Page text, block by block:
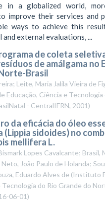
in a globalized world,
improve their services and
ways to achieve this
external evaluations, ...
de coleta
de amálgama no
Brasil
Leite, Maria Jalila Vieira de
Educação, Ciência e Tecnologia
- CentralIFRN, 2001)
da eficácia do óleo
(Lippia sidoides) no
mellifera L.
Lopes Cavalcante; Brasil,
João Paulo de Holanda;
Eduardo Alves de (Instituto
Tecnologia do Rio Grande do
06-01)